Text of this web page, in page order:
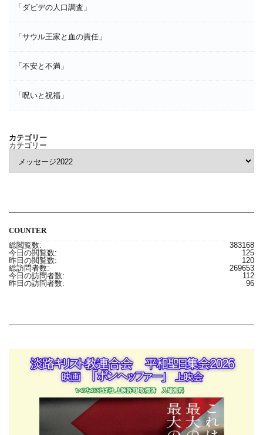
「ダビデの人口調査」
「サウル王家と血の責任」
「不安と不満」
「呪いと祝福」
カテゴリー
カテゴリー
COUNTER
383168
総閲覧数:
125
今日の閲覧数:
120
昨日の閲覧数:
269653
総訪問者数:
112
今日の訪問者数:
96
昨日の訪問者数: